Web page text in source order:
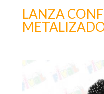
LANZA